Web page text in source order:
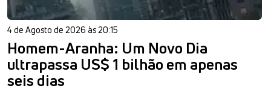
4 de Agosto de 2026 às 20:15
Homem-Aranha: Um Novo Dia
ultrapassa US$ 1 bilhão em apenas
seis dias